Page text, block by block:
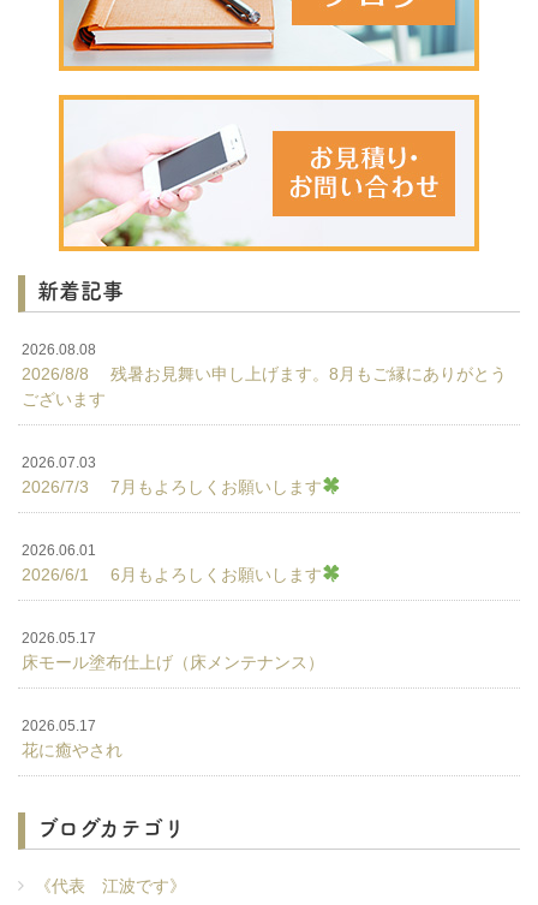
新着記事
2026.08.08
2026/8/8 残暑お見舞い申し上げます。8月もご縁にありがとう
ございます
2026.07.03
2026/7/3 7月もよろしくお願いします
2026.06.01
2026/6/1 6月もよろしくお願いします
2026.05.17
床モール塗布仕上げ（床メンテナンス）
2026.05.17
花に癒やされ
ブログカテゴリ
《代表 江波です》